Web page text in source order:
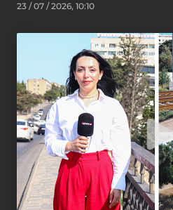
23 / 07 / 2026, 10:10